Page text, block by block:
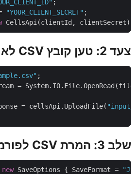
= "YOUR_CLIENT_SECRET"
צעד 2: טען קובץ CSV לאחסון בענן
= cellsApi.UploadFile(
שלב 3: המרת CSV לפורמט JSON
= new SaveOptions { SaveFormat =